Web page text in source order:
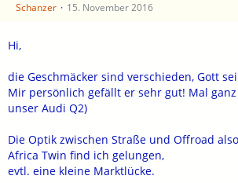
Schanzer 15. November 2016
Hi,
die Geschmäcker sind verschieden, Gott
Mir persönlich gefällt er sehr gut! Mal
unser Audi Q2)
Die Optik zwischen Straße und Offroad
Africa Twin find ich gelungen,
evtl. eine kleine Marktlücke.